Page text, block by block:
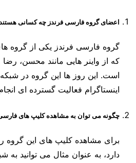
اعضای گروه فارسی فرندز چه کسانی
گروه فارسی فرندز یکی از گروه
که از واینر هایی مانند محسن،
است. این روز ها این گروه در
اینستاگرام فعالیت گسترده ای
چگونه می توان به مشاهده کلیپ های
برای مشاهده کلیپ های این
دارد، به عنوان مثال می‌ توانید